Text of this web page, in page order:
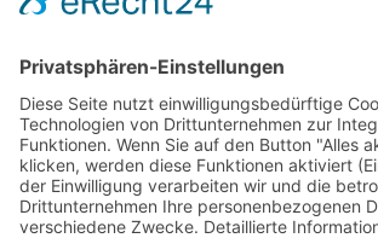
Öffnungszeiten
Versandpartner
Verfügbarkeiten
Zahlung und Versand
Datenschutz